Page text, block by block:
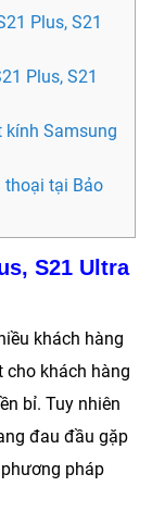
Plus, S21
Plus, S21
Samsung
thoại tại Bảo
S21 Ultra
khách hàng
cho khách hàng
bỉ. Tuy nhiên
đau đầu gặp
pháp